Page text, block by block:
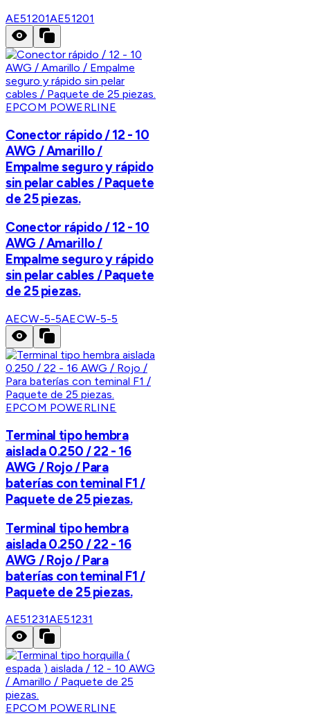
AE51201AE51201
EPCOM POWERLINE
Conector rápido / 12 - 10
AWG / Amarillo /
Empalme seguro y rápido
sin pelar cables / Paquete
de 25 piezas.
Conector rápido / 12 - 10
AWG / Amarillo /
Empalme seguro y rápido
sin pelar cables / Paquete
de 25 piezas.
AECW-5-5AECW-5-5
EPCOM POWERLINE
Terminal tipo hembra
aislada 0.250 / 22 - 16
AWG / Rojo / Para
baterías con teminal F1 /
Paquete de 25 piezas.
Terminal tipo hembra
aislada 0.250 / 22 - 16
AWG / Rojo / Para
baterías con teminal F1 /
Paquete de 25 piezas.
AE51231AE51231
EPCOM POWERLINE